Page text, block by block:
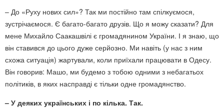
– До «Руху нових сил»? Так ми постійно там спілкуємося,
зустрічаємося. Є багато-багато друзів. Що я можу сказати? Для
мене Михайло Саакашвілі є громадянином України. І я знаю, що
він ставився до цього дуже серйозно. Ми навіть (у нас з ним
схожа ситуація) жартували, коли приїхали працювати в Одесу.
Він говорив: Машо, ми будемо з тобою одними з небагатьох
політиків, в яких насправді є тільки одне громадянство.
– У деяких українських і по кілька. Так.